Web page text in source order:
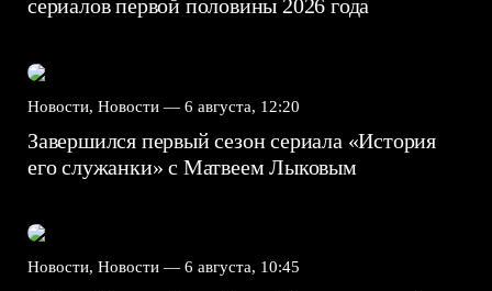
сериалов первой половины 2026 года
Новости, Новости — 6 августа, 12:20
Завершился первый сезон сериала «История
его служанки» с Матвеем Лыковым
Новости, Новости — 6 августа, 10:45